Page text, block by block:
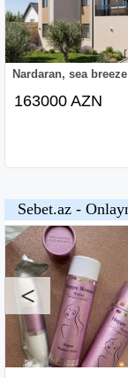
Nardaran, sea breeze
163000 AZN